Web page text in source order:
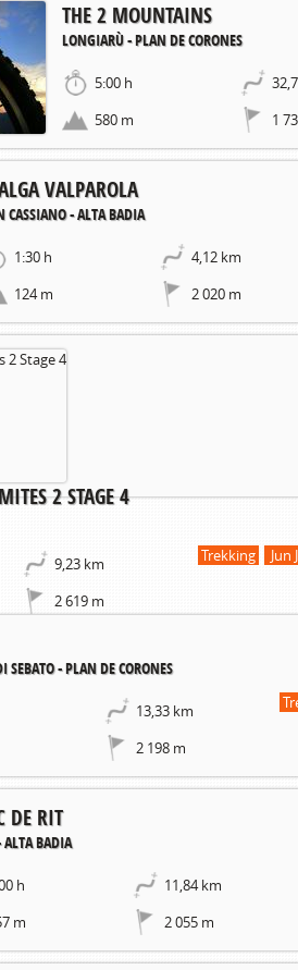
THE 2 MOUNTAINS
LONGIARÙ - PLAN DE CORONES
5:00 h
580 m
1
VALPAROLA
CASSIANO - ALTA BADIA
1:30 h
4,12 km
124 m
2 020 m
2 STAGE 4
9,23 km
2 619 m
Trekking Jun
SEBATO - PLAN DE CORONES
13,33 km
2 198 m
DE RIT
BADIA
h
11,84 km
m
2 055 m